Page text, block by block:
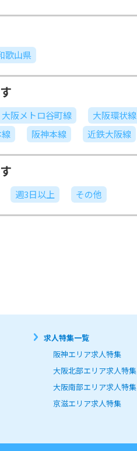
歌山県
大阪メトロ谷町線 大阪環状線
阪神本線 近鉄大阪線
週3日以上 その他
求人特集一覧
阪神エリア求人特集
大阪北部エリア求人特集
大阪南部エリア求人特集
京滋エリア求人特集